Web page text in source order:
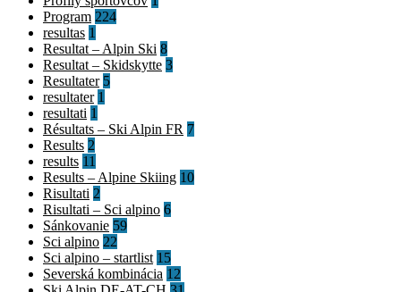
Program 224
resultas 1
Resultat – Alpin Ski 8
Resultat – Skidskytte 3
Resultater 5
resultater 1
resultati 1
Résultats – Ski Alpin FR 7
Results 2
results 11
Results – Alpine Skiing 10
Risultati 2
Risultati – Sci alpino 6
Sánkovanie 59
Sci alpino 22
Sci alpino – startlist 15
Severská kombinácia 12